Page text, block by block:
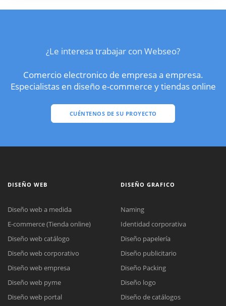
¿Le interesa trabajar con Webseo?
Comercio electronico de empresa a empresa.
Especialistas en diseño e-commerce y tiendas online
CUÉNTENOS DE SU PROYECTO
DISEÑO WEB
Diseño web a medida
E-commerce (Tienda online)
Diseño web catálogo
Diseño web corporativo
Diseño web empresa
Diseño web pyme
Diseño web portal
DISEÑO GRAFICO
Naming
Identidad corporativa
Diseño papelería
Diseño publicitario
Diseño Packing
Diseño logo
Diseño de catálogos